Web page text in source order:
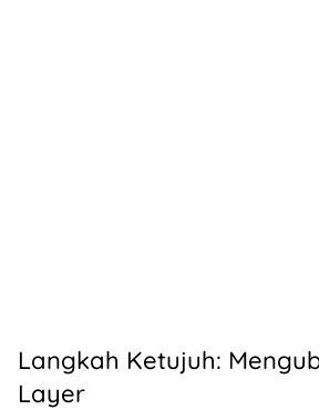
Langkah Ketujuh:
Layer